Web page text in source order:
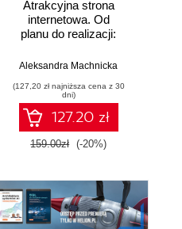
Atrakcyjna strona
internetowa. Od
planu do realizacji:
chaosu i
Aleksandra Machnicka
(127,20 zł najniższa cena z 30
dni)
127.20 zł
159.00zł (-20%)